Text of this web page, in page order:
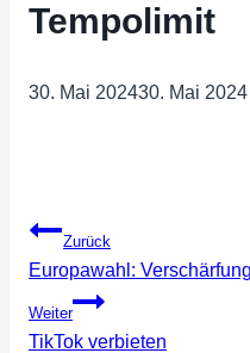
Tempolimit
30. Mai 202430. Mai 2024
Beitragsnavigation
Zurück
Europawahl:
Weiter
TikTok verbieten